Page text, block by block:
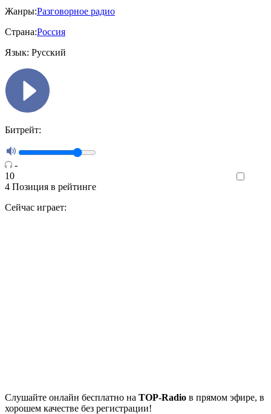
Жанры:Разговорное радио
Страна:Россия
Язык: Русский
Битрейт:
-
10
4 Позиция в рейтинге
Сейчас играет:
Cлушайте онлайн бесплатно на TOP-Radio в прямом эфире, в
хорошем качестве без регистрации!